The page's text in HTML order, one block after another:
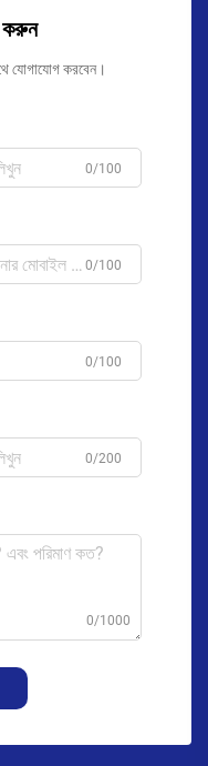
করুন
যোগাযোগ করবেন।
0/100
0/100
0/100
0/200
0/1000